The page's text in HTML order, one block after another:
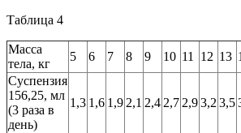
Таблица 4
Масса
тела, кг
5 6 7 8 9 10 11 12 13
Суспензия
156,25, мл
(3 раза в
день)
1,3 1,6 1,9 2,1 2,4 2,7 2,93,2 3,5